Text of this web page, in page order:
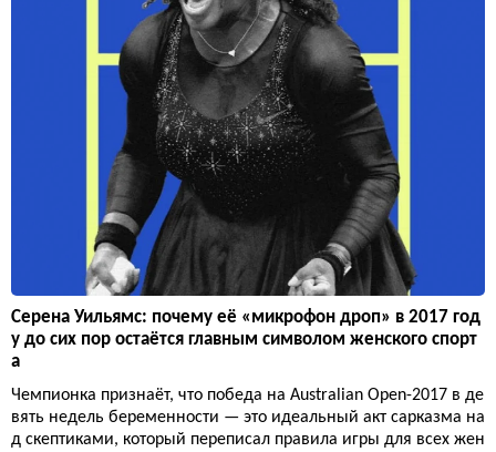
Серена Уильямс: почему её «микрофон дроп» в 2017 год
у до сих пор остаётся главным символом женского спорт
а
Чемпионка признаёт, что победа на Australian Open-2017 в де
вять недель беременности — это идеальный акт сарказма на
д скептиками, который переписал правила игры для всех жен